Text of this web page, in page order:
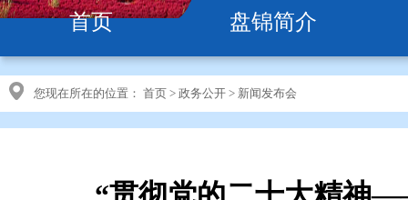
首页 盘锦简介
您现在所在的位置： 首页 > 政务公开 > 新闻发布会